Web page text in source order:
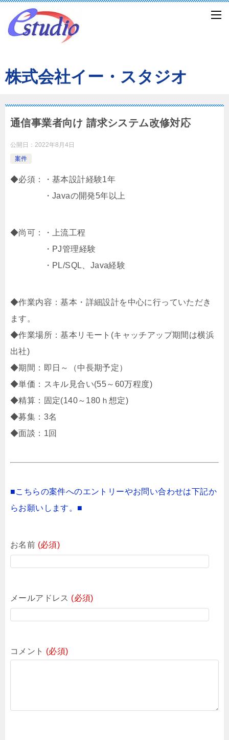
株式会社イー・スタジオ
通信事業者向け 請求システム改修対応
公開日： 2022年8月4日
案件
◆必須：・基本設計経験1年
・Javaの開発5年以上
◆尚可：・上流工程
・PJ管理経験
・PL/SQL、Java経験
◆作業内容：基本・詳細設計を中心に行っていただき
ます。
◆作業場所：基本リモート(キャッチアップ期間は横浜
出社)
◆期間：即日～（中長期予定）
◆単価：スキル見合い(55～60万程度)
◆精算：固定(140～180ｈ想定)
◆募集：3名
◆面談：1回
■こちらの案件へのエントリーやお問い合わせは下記か
らお願いします。■
お名前 (必須)
メールアドレス (必須)
コメント (必須)